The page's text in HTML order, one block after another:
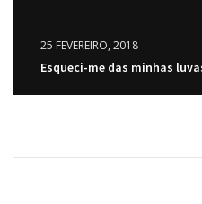
25 FEVEREIRO, 2018
Esqueci-me das minhas